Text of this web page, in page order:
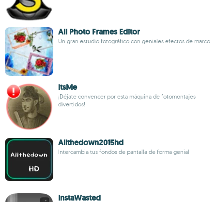
All Photo Frames Editor
Un gran estudio fotográfico con geniales efectos de marco
itsMe
¡Déjate convencer por esta máquina de fotomontajes
divertidos!
Allthedown2015hd
Intercambia tus fondos de pantalla de forma genial
InstaWasted